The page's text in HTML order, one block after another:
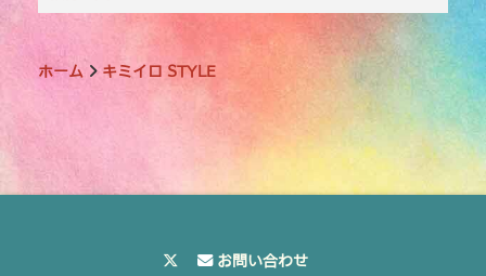
ホーム キミイロ STYLE
お問い合わせ